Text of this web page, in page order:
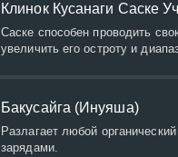
Клинок Кусанаги Саске
Саске способен проводить
увеличить его остроту и
Бакусайга (Инуяша)
Разлагает любой
зарядами.